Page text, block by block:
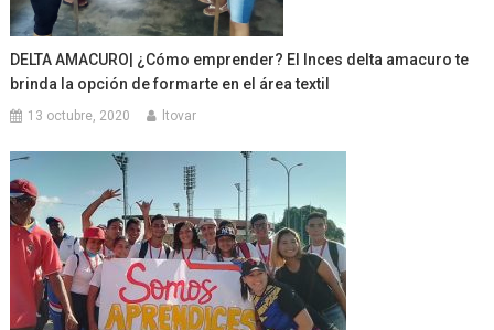
DELTA AMACURO| ¿Cómo emprender? El Inces delta amacuro te
brinda la opción de formarte en el área textil
13 octubre, 2020 ltovar